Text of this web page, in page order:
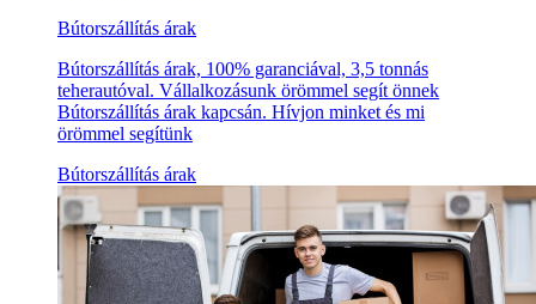
Bútorszállítás árak
Bútorszállítás árak, 100% garanciával, 3,5 tonnás
teherautóval. Vállalkozásunk örömmel segít önnek
Bútorszállítás árak kapcsán. Hívjon minket és mi
örömmel segítünk
Bútorszállítás árak